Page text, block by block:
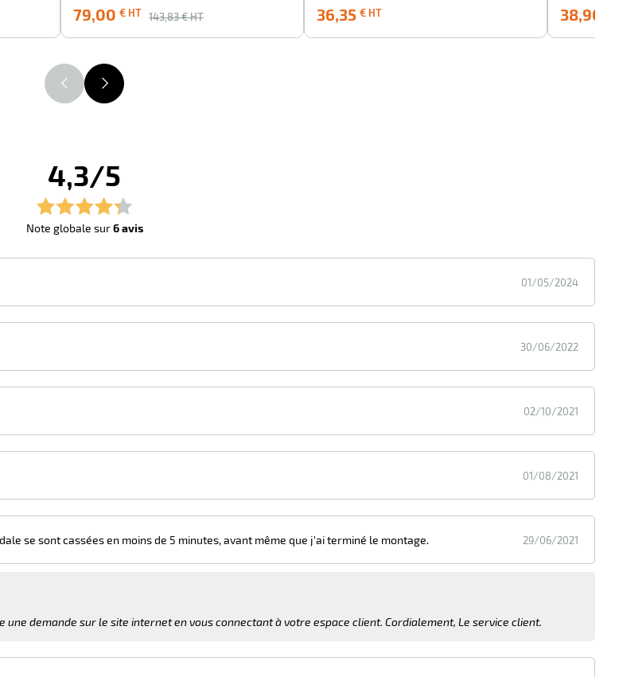
79,00 € HT 143,83 € HT 36,35 € HT
HT
38,90
4,3/5
Note globale sur6 avis
01/05/2024
30/06/2022
02/10/2021
01/08/2021
se sont cassées en moins de 5 minutes, avant même que j'ai terminé le montage. 29/06/2021
une demande sur le site internet en vous connectant à votre espace client. Cordialement, Le service client.